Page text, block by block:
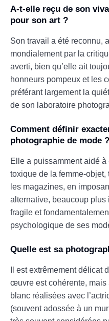
A-t-elle reçu de son
pour son art ?
Son travail a été reconnu,
mondialement par la
averti, bien qu’elle ait
honneurs pompeux et les
préférant largement la
de son laboratoire
Comment définir
photographie de mode ?
Elle a puissamment aidé
toxique de la femme-
les magazines, en
alternative, beaucoup
fragile et
psychologique de ses
Quelle est sa
Il est extrêmement délicat
œuvre est cohérente, mais
blanc réalisées avec
(souvent adossée à un